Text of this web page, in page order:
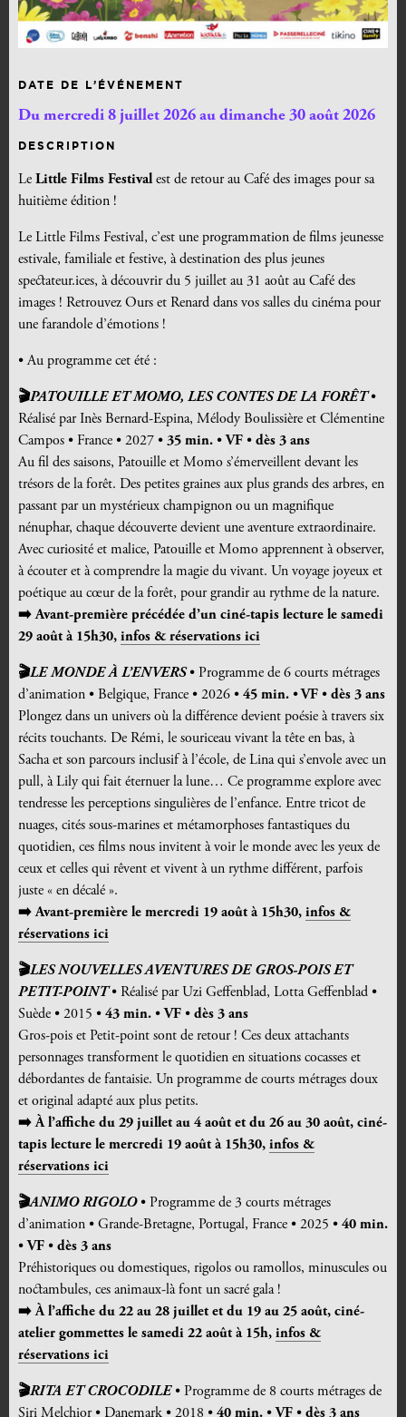
DATE DE L’ÉVÉNEMENT
Du mercredi 8 juillet 2026 au dimanche 30 août 2026
DESCRIPTION
Le Little Films Festival est de retour au Café des images pour sa
huitième édition !
Le Little Films Festival, c’est une programmation de films jeunesse
estivale, familiale et festive, à destination des plus jeunes
spectateur.ices, à découvrir du 5 juillet au 31 août au Café des
images ! Retrouvez Ours et Renard dans vos salles du cinéma pour
une farandole d’émotions !
• Au programme cet été :
🎬PATOUILLE ET MOMO, LES CONTES DE LA FORÊT•
Réalisé par Inès Bernard-Espina, Mélody Boulissière et Clémentine
Campos • France • 2027 • 35 min. • VF • dès 3 ans
Au fil des saisons, Patouille et Momo s’émerveillent devant les
trésors de la forêt. Des petites graines aux plus grands des arbres, en
passant par un mystérieux champignon ou un magnifique
nénuphar, chaque découverte devient une aventure extraordinaire.
Avec curiosité et malice, Patouille et Momo apprennent à observer,
à écouter et à comprendre la magie du vivant. Un voyage joyeux et
poétique au cœur de la forêt, pour grandir au rythme de la nature.
➡️ Avant-première précédée d’un ciné-tapis lecture le samedi
29 août à 15h30, infos & réservations ici
🎬LE MONDE À L’ENVERS• Programme de 6 courts métrages
d’animation • Belgique, France • 2026 • 45 min. • VF • dès 3 ans
Plongez dans un univers où la différence devient poésie à travers six
récits touchants. De Rémi, le souriceau vivant la tête en bas, à
Sacha et son parcours inclusif à l’école, de Lina qui s’envole avec un
pull, à Lily qui fait éternuer la lune… Ce programme explore avec
tendresse les perceptions singulières de l’enfance. Entre tricot de
nuages, cités sous-marines et métamorphoses fantastiques du
quotidien, ces films nous invitent à voir le monde avec les yeux de
ceux et celles qui rêvent et vivent à un rythme différent, parfois
juste « en décalé ».
➡️ Avant-première le mercredi 19 août à 15h30, infos &
réservations ici
🎬LES NOUVELLES AVENTURES DE GROS-POIS ET
PETIT-POINT • Réalisé par Uzi Geffenblad, Lotta Geffenblad •
Suède • 2015 • 43 min. • VF • dès 3 ans
Gros-pois et Petit-point sont de retour ! Ces deux attachants
personnages transforment le quotidien en situations cocasses et
débordantes de fantaisie. Un programme de courts métrages doux
et original adapté aux plus petits.
➡️ À l’affiche du 29 juillet au 4 août et du 26 au 30 août, ciné-
tapis lecture le mercredi 19 août à 15h30, infos &
réservations ici
🎬ANIMO RIGOLO • Programme de 3 courts métrages
d’animation • Grande-Bretagne, Portugal, France • 2025 • 40 min.
• VF • dès 3 ans
Préhistoriques ou domestiques, rigolos ou ramollos, minuscules ou
noctambules, ces animaux-là font un sacré gala !
➡️ À l’affiche du 22 au 28 juillet et du 19 au 25 août, ciné-
atelier gommettes le samedi 22 août à 15h, infos &
réservations ici
🎬RITA ET CROCODILE • Programme de 8 courts métrages de
Siri Melchior • Danemark • 2018 • 40 min. • VF • dès 3 ans